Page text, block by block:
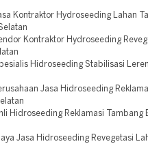
Kontraktor Hydroseeding Lahan
Kontraktor Hydroseeding
Hidroseeding Stabilisasi
Jasa Hidroseeding
Hidroseeding Reklamasi Tambang
Jasa Hidroseeding Revegetasi